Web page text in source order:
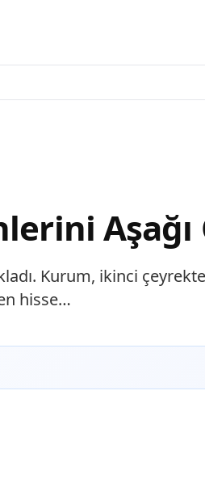
Kurum, ikinci
hisse…